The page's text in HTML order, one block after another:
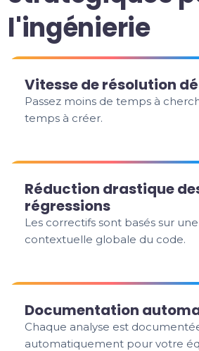
l'ingénierie
Vitesse de résolution
Passez moins de temps à
temps à créer.
Réduction drastique
régressions
Les correctifs sont basés sur
contextuelle globale du code.
Documentation
Chaque analyse est
automatiquement pour votre